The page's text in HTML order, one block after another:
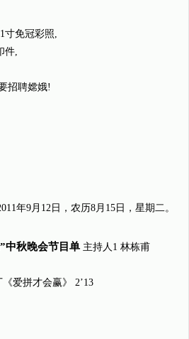
寸免冠彩照,
件,
招聘嫦娥!
年9月12日，农历8月15日，星期二。
中秋晚会节目单 主持人1 林栋甫
爱拼才会赢》 2’13